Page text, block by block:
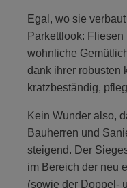
Egal, wo sie
Parkettlook:
wohnliche
dank ihrer robusten
kratzbeständig,
Kein Wunder also,
Bauherren und
steigend. Der
im Bereich der neu
(sowie der Doppel-